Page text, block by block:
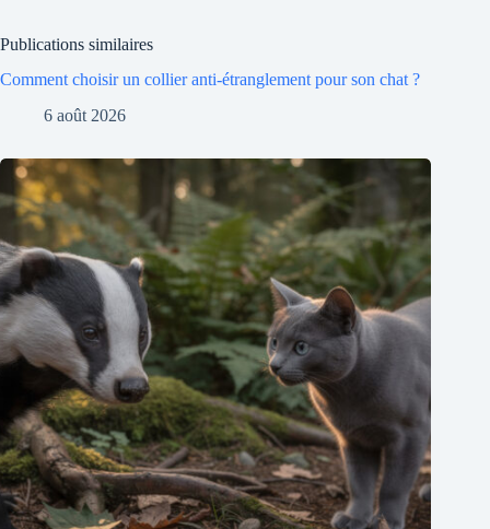
Publications similaires
Comment choisir un collier anti-étranglement pour son chat ?
6 août 2026